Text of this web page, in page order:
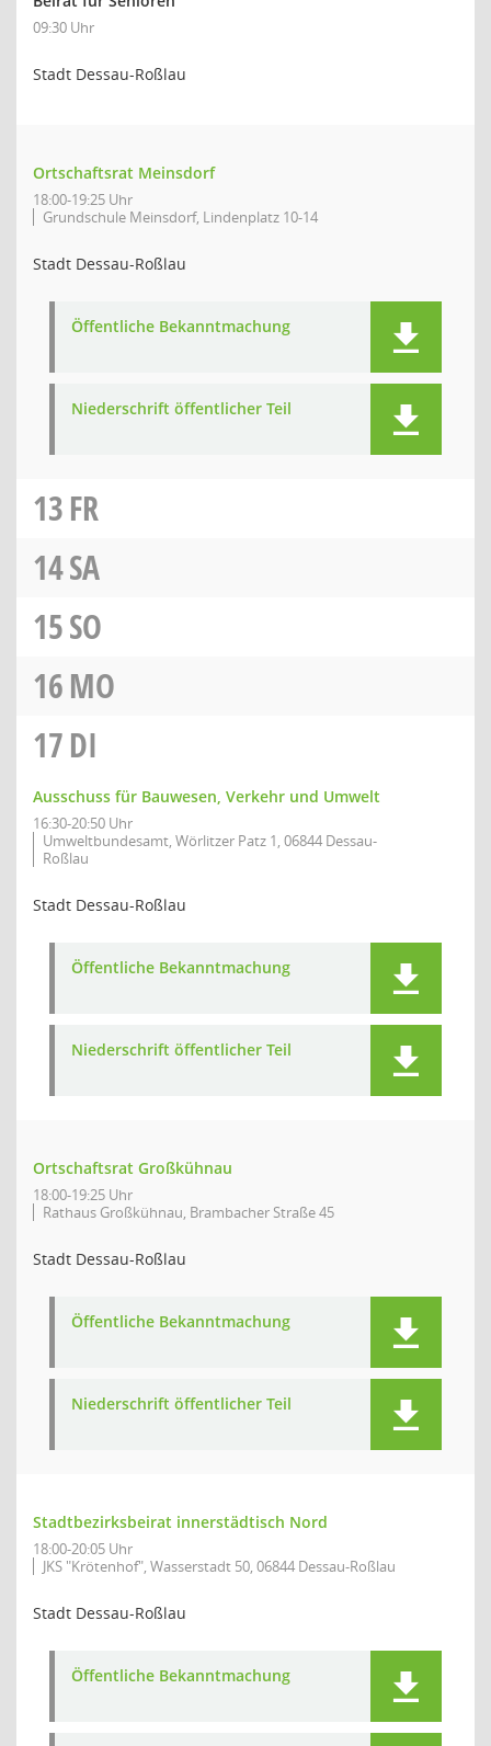
09:30 Uhr
Stadt Dessau-Roßlau
Ortschaftsrat Meinsdorf
18:00-19:25 Uhr
Grundschule Meinsdorf, Lindenplatz 10-14
Stadt Dessau-Roßlau
Öffentliche Bekanntmachung
Niederschrift öffentlicher Teil
13FR
14SA
15SO
16MO
17DI
Ausschuss für Bauwesen, Verkehr und Umwelt
16:30-20:50 Uhr
Umweltbundesamt, Wörlitzer Patz 1, 06844 Dessau-
Roßlau
Stadt Dessau-Roßlau
Öffentliche Bekanntmachung
Niederschrift öffentlicher Teil
Ortschaftsrat Großkühnau
18:00-19:25 Uhr
Rathaus Großkühnau, Brambacher Straße 45
Stadt Dessau-Roßlau
Öffentliche Bekanntmachung
Niederschrift öffentlicher Teil
Stadtbezirksbeirat innerstädtisch Nord
18:00-20:05 Uhr
JKS "Krötenhof", Wasserstadt 50, 06844 Dessau-Roßlau
Stadt Dessau-Roßlau
Öffentliche Bekanntmachung